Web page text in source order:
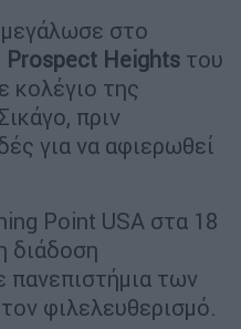
μεγάλωσε στο
Prospect Heights του
κολέγιο της
πριν
για να αφιερωθεί
Point USA στα 18
διάδοση
πανεπιστήμια των
φιλελευθερισμό.